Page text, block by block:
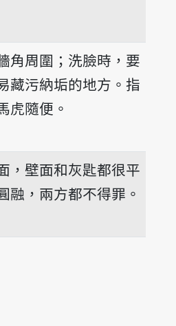
hīnn-khang.
角周圍；洗臉時，要
藏污納垢的地方。指
虎隨便。
kng.
，壁面和灰匙都很平
融，兩方都不得罪。